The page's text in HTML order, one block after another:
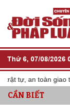
Thứ 6, 07/08/2026
tự, an toàn giao
CẦN BIẾT